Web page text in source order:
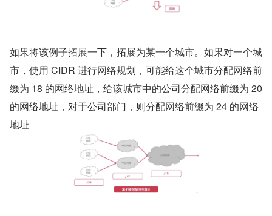
如果将该例子拓展一下，拓展为某一个城市。如果对一个城
市，使用 CIDR 进行网络规划，可能给这个城市分配网络前
缀为 18 的网络地址，给该城市中的公司分配网络前缀为 20
的网络地址，对于公司部门，则分配网络前缀为 24 的网络
地址